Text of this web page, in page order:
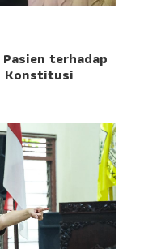
terhadap
Konstitusi